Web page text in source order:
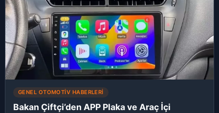
GENEL OTOMOTIV HABERLERI
Bakan Çiftçi’den APP Plaka ve Araç İçi